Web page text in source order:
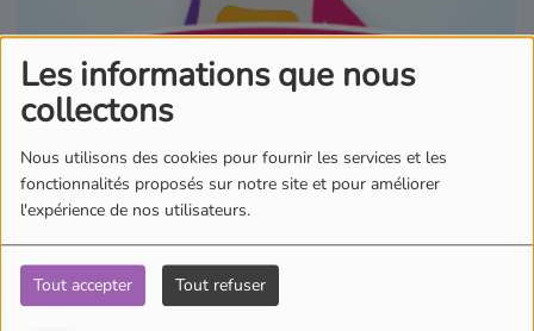
Les informations que nous
collectons
Nous utilisons des cookies pour fournir les services et les
fonctionnalités proposés sur notre site et pour améliorer
l'expérience de nos utilisateurs.
Tout accepter Tout refuser
Contact
02 octobre 2025 - 22:00
Aujourd'hui dans l'actu des Pitchouns, Ambre nous emmène en